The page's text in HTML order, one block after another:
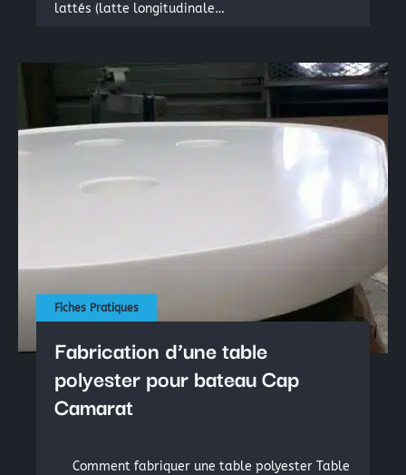
lattés (latte longitudinale…
Fiches Pratiques
Fabrication d’une table
polyester pour bateau Cap
Camarat
Comment fabriquer une table polyester Table